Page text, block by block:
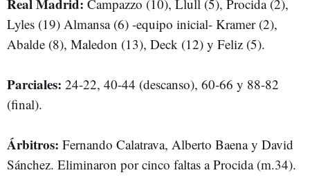
Campazzo (10), Llull (5), Procida (2),
Lyles (19) Almansa (6) -equipo inicial- Kramer (2),
Abalde (8), Maledon (13), Deck (12) y Feliz (5).
Parciales: 24-22, 40-44 (descanso), 60-66 y 88-82
(final).
Árbitros: Fernando Calatrava, Alberto Baena y David
Sánchez. Eliminaron por cinco faltas a Procida (m.34).